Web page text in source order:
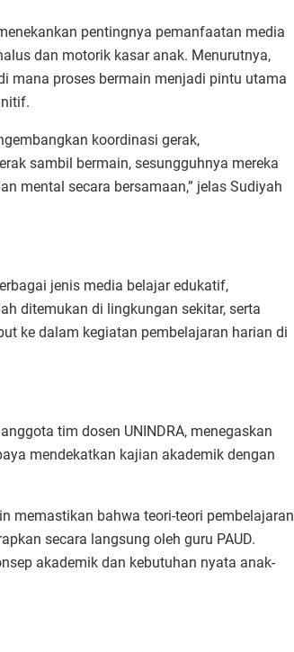
pentingnya pemanfaatan media
dan motorik kasar anak. Menurutnya,
mana proses bermain menjadi pintu utama
koordinasi gerak,
sambil bermain, sesungguhnya mereka
mental secara bersamaan,” jelas Sudiyah
jenis media belajar edukatif,
ditemukan di lingkungan sekitar, serta
ke dalam kegiatan pembelajaran harian di
tim dosen UNINDRA, menegaskan
mendekatkan kajian akademik dengan
memastikan bahwa teori-teori pembelajaran
secara langsung oleh guru PAUD.
akademik dan kebutuhan nyata anak-